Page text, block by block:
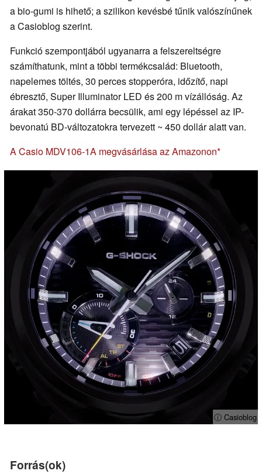
a bio-gumi is hihető; a szilikon kevésbé tűnik valószínűnek
a Casioblog szerint.
Funkció szempontjából ugyanarra a felszereltségre
számíthatunk, mint a többi termékcsalád: Bluetooth,
napelemes töltés, 30 perces stopperóra, időzítő, napi
ébresztő, Super Illuminator LED és 200 m vízállóság. Az
árakat 350-370 dollárra becsülik, ami egy lépéssel az IP-
bevonatú BD-változatokra tervezett ~ 450 dollár alatt van.
A Casio MDV106-1A megvásárlása az Amazonon
ⓘ Casioblog
Forrás(ok)